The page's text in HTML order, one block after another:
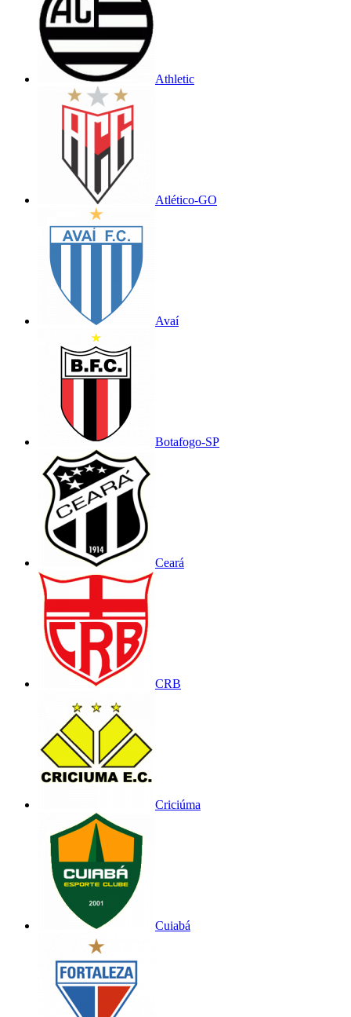
Athletic
Atlético-GO
Avaí
Botafogo-SP
Ceará
CRB
Criciúma
Cuiabá